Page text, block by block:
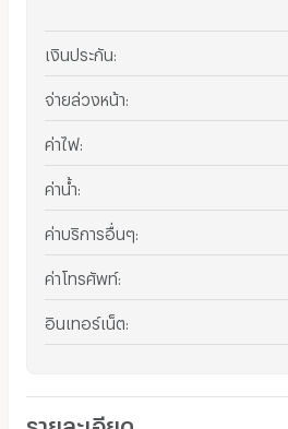
เงินประกัน
จ่ายล่วงหน้า
ค่าไฟ:
ค่าน้ำ
ค่าบริการอื่นๆ
ค่าโทรศัพท์:
อินเทอร์เน็ต
รายละเอียด